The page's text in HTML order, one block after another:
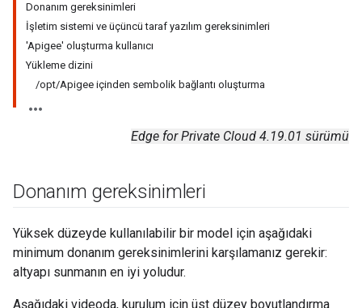
Donanım gereksinimleri
İşletim sistemi ve üçüncü taraf yazılım gereksinimleri
'Apigee' oluşturma kullanıcı
Yükleme dizini
/opt/Apigee içinden sembolik bağlantı oluşturma
Edge for Private Cloud 4.19.01 sürümü
Donanım gereksinimleri
Yüksek düzeyde kullanılabilir bir model için aşağıdaki
minimum donanım gereksinimlerini karşılamanız gerekir:
altyapı sunmanın en iyi yoludur.
Aşağıdaki videoda, kurulum için üst düzey boyutlandırma